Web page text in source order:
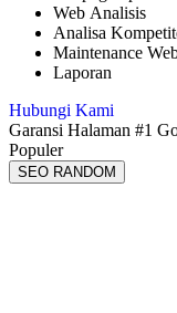
Web Analisis
Analisa
Maintenance
Laporan
Hubungi Kami
Garansi Halaman #1
Populer
SEO RANDOM